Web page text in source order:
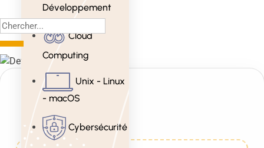
Développement
Cloud
Computing
Unix - Linux
- macOS
Cybersécurité